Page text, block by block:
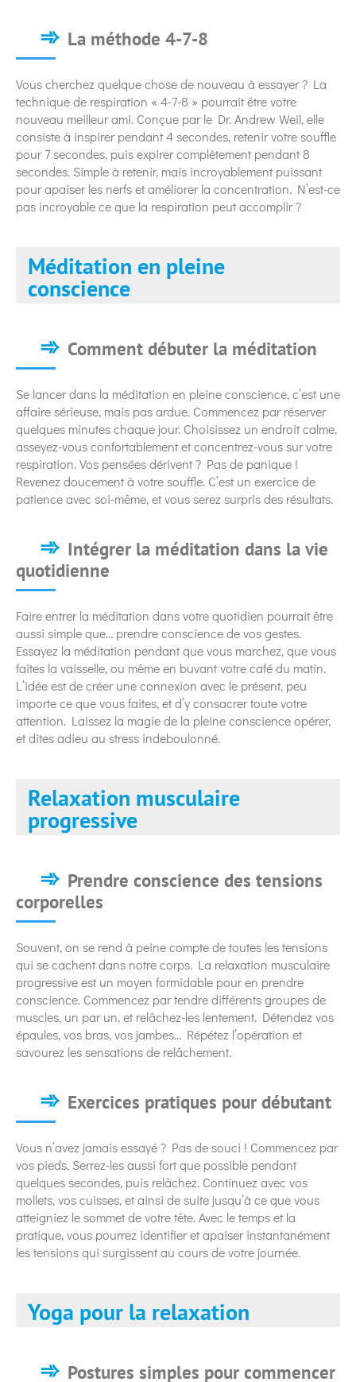
La méthode 4-7-8
Vous cherchez quelque chose de nouveau à essayer ? La
technique de respiration « 4-7-8 » pourrait être votre
nouveau meilleur ami. Conçue par le Dr. Andrew Weil, elle
consiste à inspirer pendant 4 secondes, retenir votre souffle
pour 7 secondes, puis expirer complètement pendant 8
secondes. Simple à retenir, mais incroyablement puissant
pour apaiser les nerfs et améliorer la concentration. N’est-ce
pas incroyable ce que la respiration peut accomplir ?
Méditation en pleine
conscience
Comment débuter la méditation
Se lancer dans la méditation en pleine conscience, c’est une
affaire sérieuse, mais pas ardue. Commencez par réserver
quelques minutes chaque jour. Choisissez un endroit calme,
asseyez-vous confortablement et concentrez-vous sur votre
respiration. Vos pensées dérivent ? Pas de panique !
Revenez doucement à votre souffle. C’est un exercice de
patience avec soi-même, et vous serez surpris des résultats.
Intégrer la méditation dans la vie
quotidienne
Faire entrer la méditation dans votre quotidien pourrait être
aussi simple que… prendre conscience de vos gestes.
Essayez la méditation pendant que vous marchez, que vous
faites la vaisselle, ou même en buvant votre café du matin.
L’idée est de créer une connexion avec le présent, peu
importe ce que vous faites, et d’y consacrer toute votre
attention. Laissez la magie de la pleine conscience opérer,
et dites adieu au stress indeboulonné.
Relaxation musculaire
progressive
Prendre conscience des tensions
corporelles
Souvent, on se rend à peine compte de toutes les tensions
qui se cachent dans notre corps. La relaxation musculaire
progressive est un moyen formidable pour en prendre
conscience. Commencez par tendre différents groupes de
muscles, un par un, et relâchez-les lentement. Détendez vos
épaules, vos bras, vos jambes… Répétez l’opération et
savourez les sensations de relâchement.
Exercices pratiques pour débutant
Vous n’avez jamais essayé ? Pas de souci ! Commencez par
vos pieds. Serrez-les aussi fort que possible pendant
quelques secondes, puis relâchez. Continuez avec vos
mollets, vos cuisses, et ainsi de suite jusqu’à ce que vous
atteigniez le sommet de votre tête. Avec le temps et la
pratique, vous pourrez identifier et apaiser instantanément
les tensions qui surgissent au cours de votre journée.
Yoga pour la relaxation
Postures simples pour commencer